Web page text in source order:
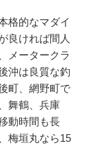
格的なマダイ
良ければ間人
メータークラ
沖は良質な釣
町、網野町で
舞鶴、兵庫
動時間も長
梅垣丸なら15